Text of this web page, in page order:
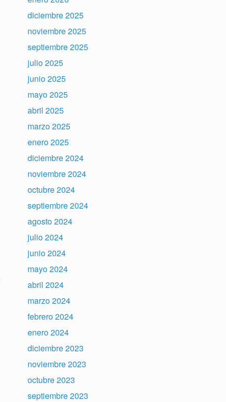
diciembre 2025
noviembre 2025
septiembre 2025
julio 2025
junio 2025
mayo 2025
abril 2025
marzo 2025
enero 2025
diciembre 2024
noviembre 2024
octubre 2024
septiembre 2024
agosto 2024
julio 2024
junio 2024
mayo 2024
abril 2024
marzo 2024
febrero 2024
enero 2024
diciembre 2023
noviembre 2023
octubre 2023
septiembre 2023